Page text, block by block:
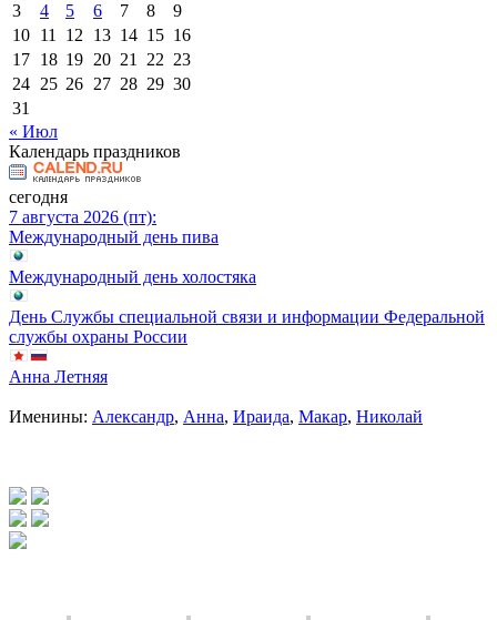
3
4 5 6 7 8
9
10 11 12 13 14 15 16
17 18 19 20 21 22 23
24 25 26 27 28 29 30
31
« Июл
Календарь праздников
сегодня
7 августа 2026 (пт):
Международный день пива
Международный день холостяка
День Службы специальной связи и информации Федеральной
службы охраны России
Анна Летняя
Именины: Александр, Анна, Ираида, Макар, Николай